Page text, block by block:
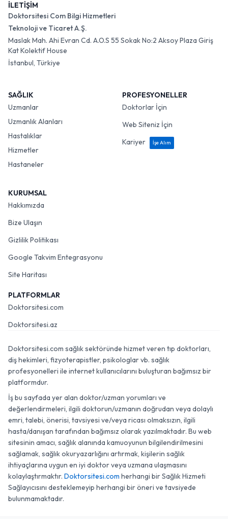
İLETİŞİM
Doktorsitesi Com Bilgi Hizmetleri
Teknoloji ve Ticaret A.Ş.
Maslak Mah. Ahi Evran Cd. A.O.S 55 Sokak No:2 Aksoy Plaza Giriş
Kat Kolektif House
İstanbul, Türkiye
SAĞLIK
Uzmanlar
Uzmanlık Alanları
Hastalıklar
Hizmetler
Hastaneler
PROFESYONELLER
Doktorlar İçin
Web Siteniz İçin
Kariyer
İşe Alım
KURUMSAL
Hakkımızda
Bize Ulaşın
Gizlilik Politikası
Google Takvim Entegrasyonu
Site Haritası
PLATFORMLAR
Doktorsitesi.com
Doktorsitesi.az
Doktorsitesi.com sağlık sektöründe hizmet veren tıp doktorları,
diş hekimleri, fizyoterapistler, psikologlar vb. sağlık
profesyonelleri ile internet kullanıcılarını buluşturan bağımsız bir
platformdur.
İş bu sayfada yer alan doktor/uzman yorumları ve
değerlendirmeleri, ilgili doktorun/uzmanın doğrudan veya dolaylı
emri, talebi, önerisi, tavsiyesi ve/veya ricası olmaksızın, ilgili
hasta/danışan tarafından bağımsız olarak yazılmaktadır. Bu web
sitesinin amacı, sağlık alanında kamuoyunun bilgilendirilmesini
sağlamak, sağlık okuryazarlığını artırmak, kişilerin sağlık
ihtiyaçlarına uygun en iyi doktor veya uzmana ulaşmasını
kolaylaştırmaktır. Doktorsitesi.com herhangi bir Sağlık Hizmeti
Sağlayıcısını desteklemeyip herhangi bir öneri ve tavsiyede
bulunmamaktadır.